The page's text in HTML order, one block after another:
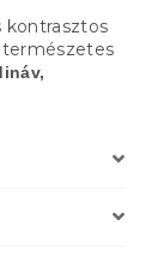
kontrasztos